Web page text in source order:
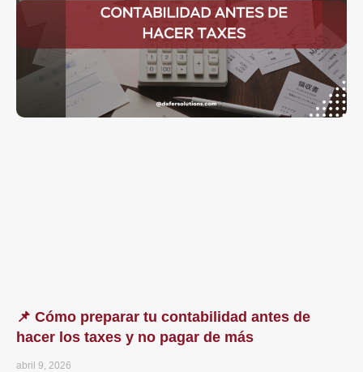
📌 Cómo preparar tu contabilidad antes de
hacer los taxes y no pagar de más
abril 9, 2026